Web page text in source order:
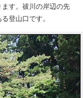
す。祓川の岸辺の先
登山口です。